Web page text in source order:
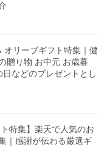
オリーブギフト特集｜健
贈り物 お中元 お歳暮
などのプレゼントとし
特集】楽天で人気のお
｜感謝が伝わる厳選ギ